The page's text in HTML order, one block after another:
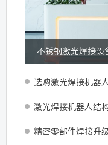
选购激光焊接机器人必看
激光焊接机器人结
精密零部件焊接升